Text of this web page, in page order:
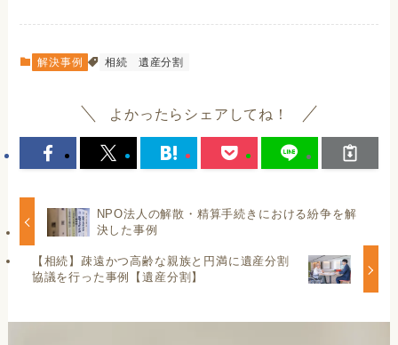
解決事例 相続 遺産分割
よかったらシェアしてね！
NPO法人の解散・精算手続きにおける紛争を解
決した事例
【相続】疎遠かつ高齢な親族と円満に遺産分割
協議を行った事例【遺産分割】